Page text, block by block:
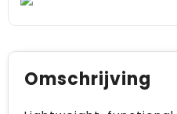
Omschrijving